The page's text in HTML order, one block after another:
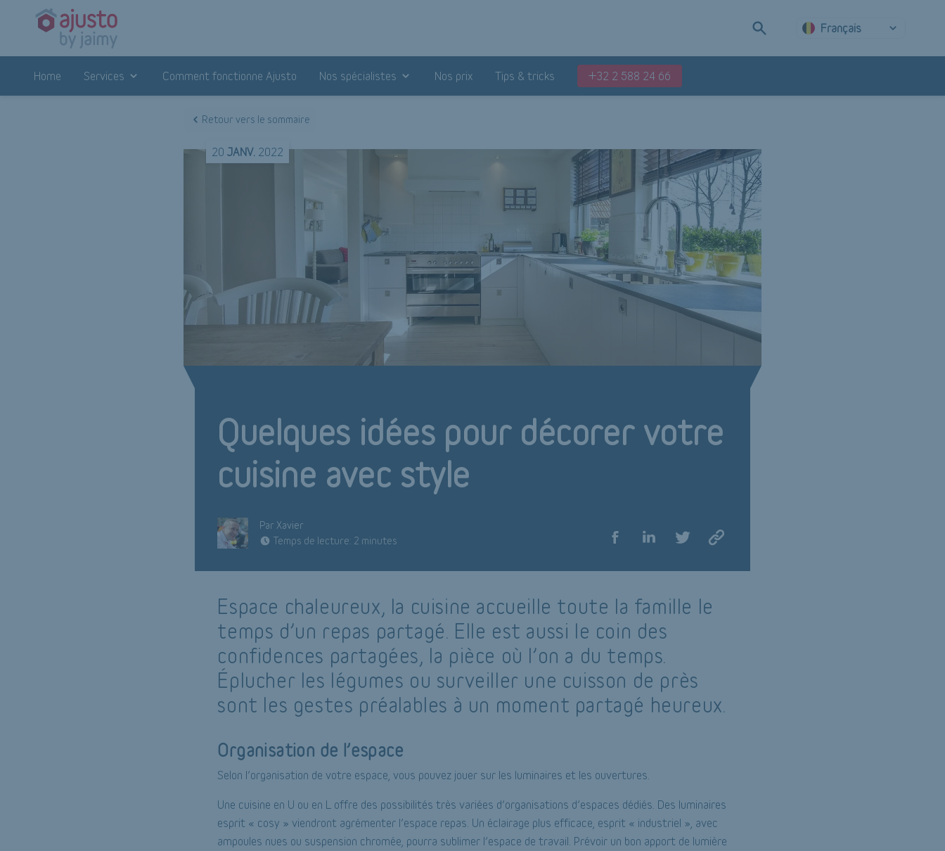
Français
Home Services Comment fonctionne Ajusto Nos spécialistes Nos prix Tips & tricks +32 2 588 24 66
Retour vers le sommaire
20JANV. 2022
Quelques idées pour décorer votre
cuisine avec style
Par Xavier
Temps de lecture: 2 minutes
Espace chaleureux, la cuisine accueille toute la famille le
temps d’un repas partagé. Elle est aussi le coin des
confidences partagées, la pièce où l’on a du temps.
Éplucher les légumes ou surveiller une cuisson de près
sont les gestes préalables à un moment partagé heureux.
Organisation de l’espace
Selon l’organisation de votre espace, vous pouvez jouer sur les luminaires et les ouvertures.
Une cuisine en U ou en L offre des possibilités très variées d’organisations d’espaces dédiés. Des luminaires
esprit « cosy » viendront agrémenter l’espace repas. Un éclairage plus efficace, esprit « industriel », avec
ampoules nues ou suspension chromée, pourra sublimer l’espace de travail. Prévoir un bon apport de lumière